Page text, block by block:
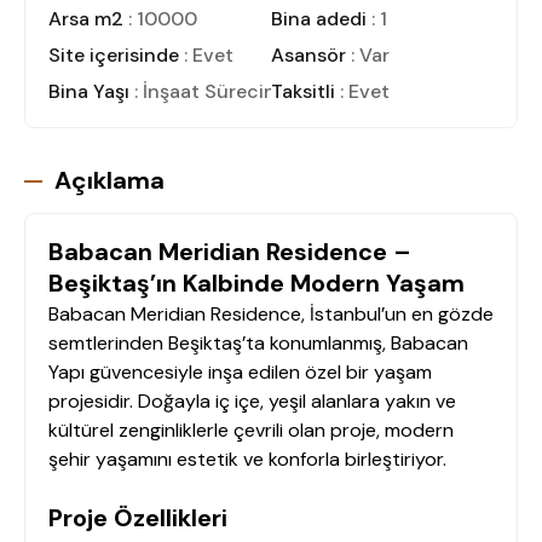
Arsa m2 : 10000 Bina adedi : 1
Site içerisinde : Evet Asansör : Var
Bina Yaşı : İnşaat SürecindeTaksitli : Evet
Açıklama
Babacan Meridian Residence –
Beşiktaş’ın Kalbinde Modern Yaşam
Babacan Meridian Residence, İstanbul’un en gözde
semtlerinden Beşiktaş’ta konumlanmış, Babacan
Yapı güvencesiyle inşa edilen özel bir yaşam
projesidir. Doğayla iç içe, yeşil alanlara yakın ve
kültürel zenginliklerle çevrili olan proje, modern
şehir yaşamını estetik ve konforla birleştiriyor.
Proje Özellikleri